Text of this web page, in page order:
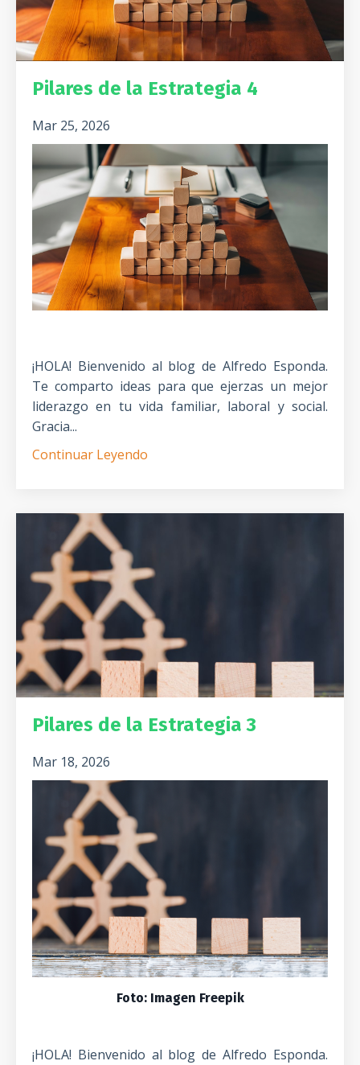
Pilares de la Estrategia 4
Mar 25, 2026
¡HOLA! Bienvenido al blog de Alfredo Esponda.
Te comparto ideas para que ejerzas un mejor
liderazgo en tu vida familiar, laboral y social.
Gracia...
Continuar Leyendo
Pilares de la Estrategia 3
Mar 18, 2026
Foto: Imagen Freepik
¡HOLA! Bienvenido al blog de Alfredo Esponda.